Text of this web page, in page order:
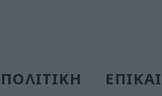
ΠΟΛΙΤΙΚΗ